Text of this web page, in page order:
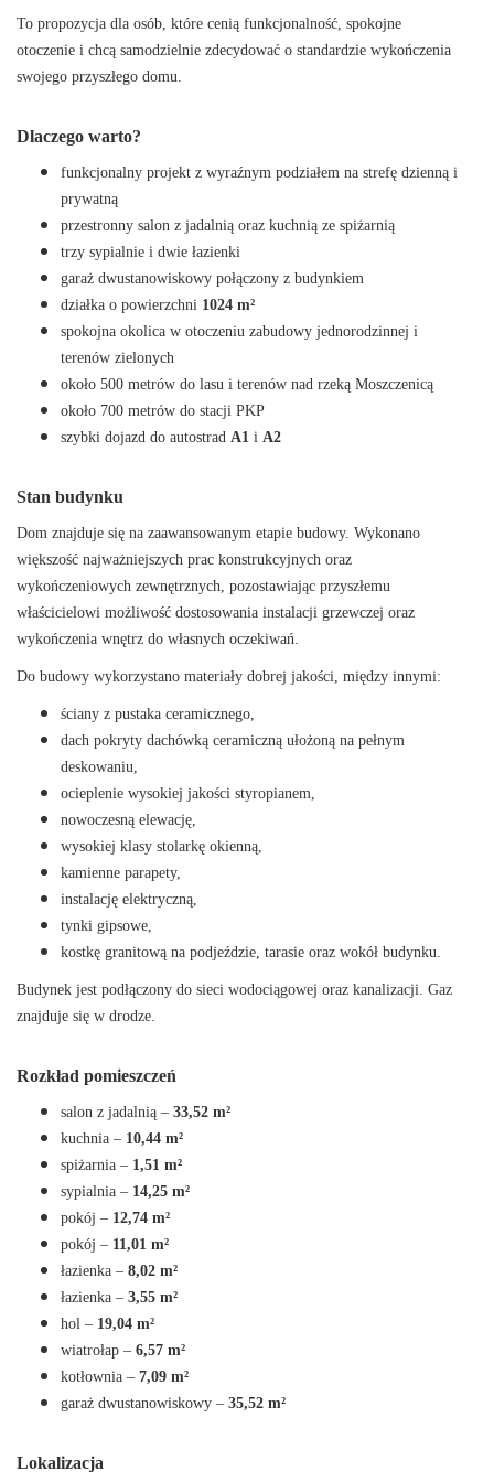
To propozycja dla osób, które cenią funkcjonalność, spokojne
otoczenie i chcą samodzielnie zdecydować o standardzie wykończenia
swojego przyszłego domu.
Dlaczego warto?
funkcjonalny projekt z wyraźnym podziałem na strefę dzienną i
prywatną
przestronny salon z jadalnią oraz kuchnią ze spiżarnią
trzy sypialnie i dwie łazienki
garaż dwustanowiskowy połączony z budynkiem
działka o powierzchni 1024 m²
spokojna okolica w otoczeniu zabudowy jednorodzinnej i
terenów zielonych
około 500 metrów do lasu i terenów nad rzeką Moszczenicą
około 700 metrów do stacji PKP
szybki dojazd do autostrad A1 i A2
Stan budynku
Dom znajduje się na zaawansowanym etapie budowy. Wykonano
większość najważniejszych prac konstrukcyjnych oraz
wykończeniowych zewnętrznych, pozostawiając przyszłemu
właścicielowi możliwość dostosowania instalacji grzewczej oraz
wykończenia wnętrz do własnych oczekiwań.
Do budowy wykorzystano materiały dobrej jakości, między innymi:
ściany z pustaka ceramicznego,
dach pokryty dachówką ceramiczną ułożoną na pełnym
deskowaniu,
ocieplenie wysokiej jakości styropianem,
nowoczesną elewację,
wysokiej klasy stolarkę okienną,
kamienne parapety,
instalację elektryczną,
tynki gipsowe,
kostkę granitową na podjeździe, tarasie oraz wokół budynku.
Budynek jest podłączony do sieci wodociągowej oraz kanalizacji. Gaz
znajduje się w drodze.
Rozkład pomieszczeń
salon z jadalnią – 33,52 m²
kuchnia – 10,44 m²
spiżarnia – 1,51 m²
sypialnia – 14,25 m²
pokój – 12,74 m²
pokój – 11,01 m²
łazienka – 8,02 m²
łazienka – 3,55 m²
hol – 19,04 m²
wiatrołap – 6,57 m²
kotłownia – 7,09 m²
garaż dwustanowiskowy – 35,52 m²
Lokalizacja